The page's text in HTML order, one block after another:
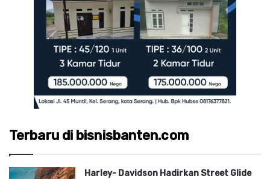
Terbaru di bisnisbanten.com
Harley- Davidson Hadirkan Street Glide